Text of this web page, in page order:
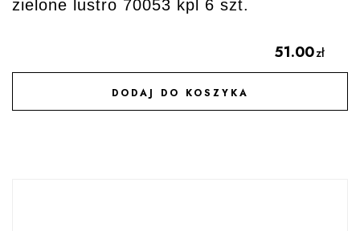
zielone lustro 70053 kpl 6 szt.
51.00zł
DODAJ DO KOSZYKA
DODAJ DO ULUBIONYCH